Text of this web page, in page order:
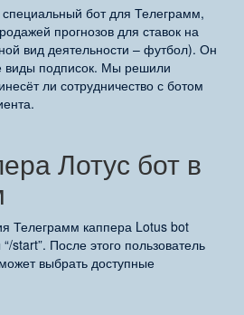
бот для Телеграмм,
прогнозов для ставок на
вид деятельности – футбол). Он
виды подписок. Мы решили
ли сотрудничество с ботом
Лотус бот в
Телеграмм каппера Lotus bot
start”. После этого пользователь
выбрать доступные